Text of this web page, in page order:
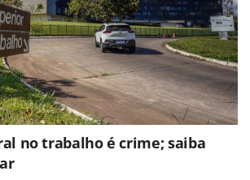
no trabalho é crime; saiba